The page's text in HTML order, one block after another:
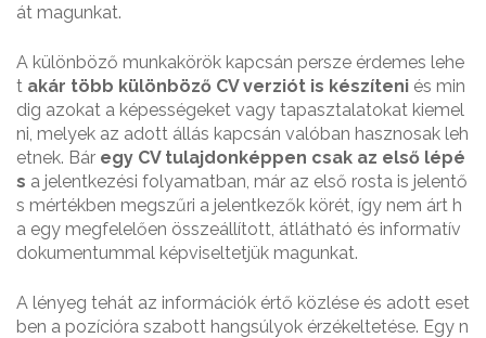
át magunkat.
A különböző munkakörök kapcsán persze érdemes lehe
t akár több különböző CV verziót is készíteni és min
dig azokat a képességeket vagy tapasztalatokat kiemel
ni, melyek az adott állás kapcsán valóban hasznosak leh
etnek. Bár egy CV tulajdonképpen csak az első lépé
s a jelentkezési folyamatban, már az első rosta is jelentő
s mértékben megszűri a jelentkezők körét, így nem árt h
a egy megfelelően összeállított, átlátható és informatív
dokumentummal képviseltetjük magunkat.
A lényeg tehát az információk értő közlése és adott eset
ben a pozícióra szabott hangsúlyok érzékeltetése. Egy n